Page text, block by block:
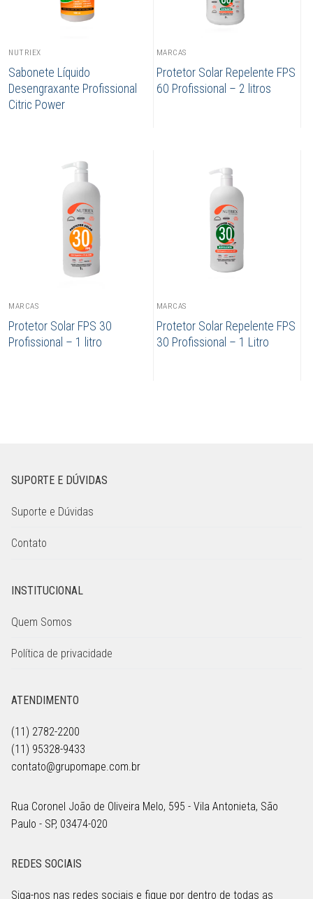
NUTRIEX
Sabonete Líquido
Desengraxante Profissional
Citric Power
MARCAS
Protetor Solar Repelente FPS
60 Profissional – 2 litros
MARCAS
Protetor Solar FPS 30
Profissional – 1 litro
MARCAS
Protetor Solar Repelente FPS
30 Profissional – 1 Litro
SUPORTE E DÚVIDAS
Suporte e Dúvidas
Contato
INSTITUCIONAL
Quem Somos
Política de privacidade
ATENDIMENTO
(11) 2782-2200
(11) 95328-9433
contato@grupomape.com.br
Rua Coronel João de Oliveira Melo, 595 - Vila Antonieta, São
Paulo - SP, 03474-020
REDES SOCIAIS
Siga-nos nas redes sociais e fique por dentro de todas as